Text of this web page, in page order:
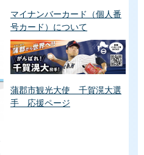
マイナンバーカード（個人番
号カード）について
蒲郡市観光大使 千賀滉大選
手 応援ページ